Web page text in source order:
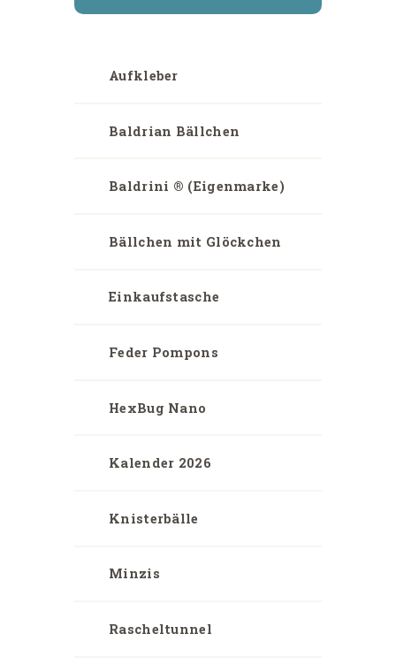
Aufkleber
Baldrian Bällchen
Baldrini ® (Eigenmarke)
Bällchen mit Glöckchen
Einkaufstasche
Feder Pompons
HexBug Nano
Kalender 2026
Knisterbälle
Minzis
Rascheltunnel